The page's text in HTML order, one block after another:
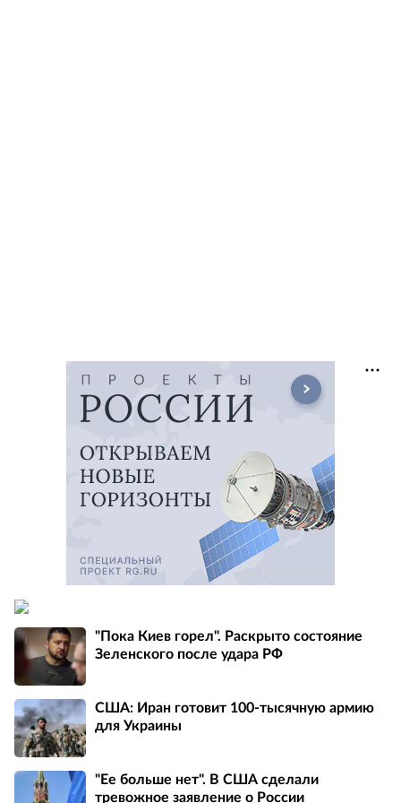
"Пока Киев горел". Раскрыто состояние
Зеленского после удара РФ
США: Иран готовит 100-тысячную армию
для Украины
"Ее больше нет". В США сделали
тревожное заявление о России